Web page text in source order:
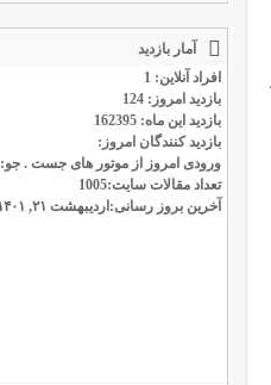
آمار بازدید
افراد آنلاین: 1
بازدید امروز: 124
بازدید این ماه: 162395
بازدید کنندگان امروز:
ورودی امروز از موتور های جست . جو:
تعداد مقالات سایت:1005
آخرین بروز رسانی:اردیبهشت ۲۱, ۱۴۰۱